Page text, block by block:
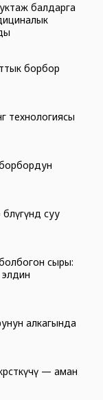
балдарга
борбор
технологиясы
суу
сыры:
алкагында
— аман